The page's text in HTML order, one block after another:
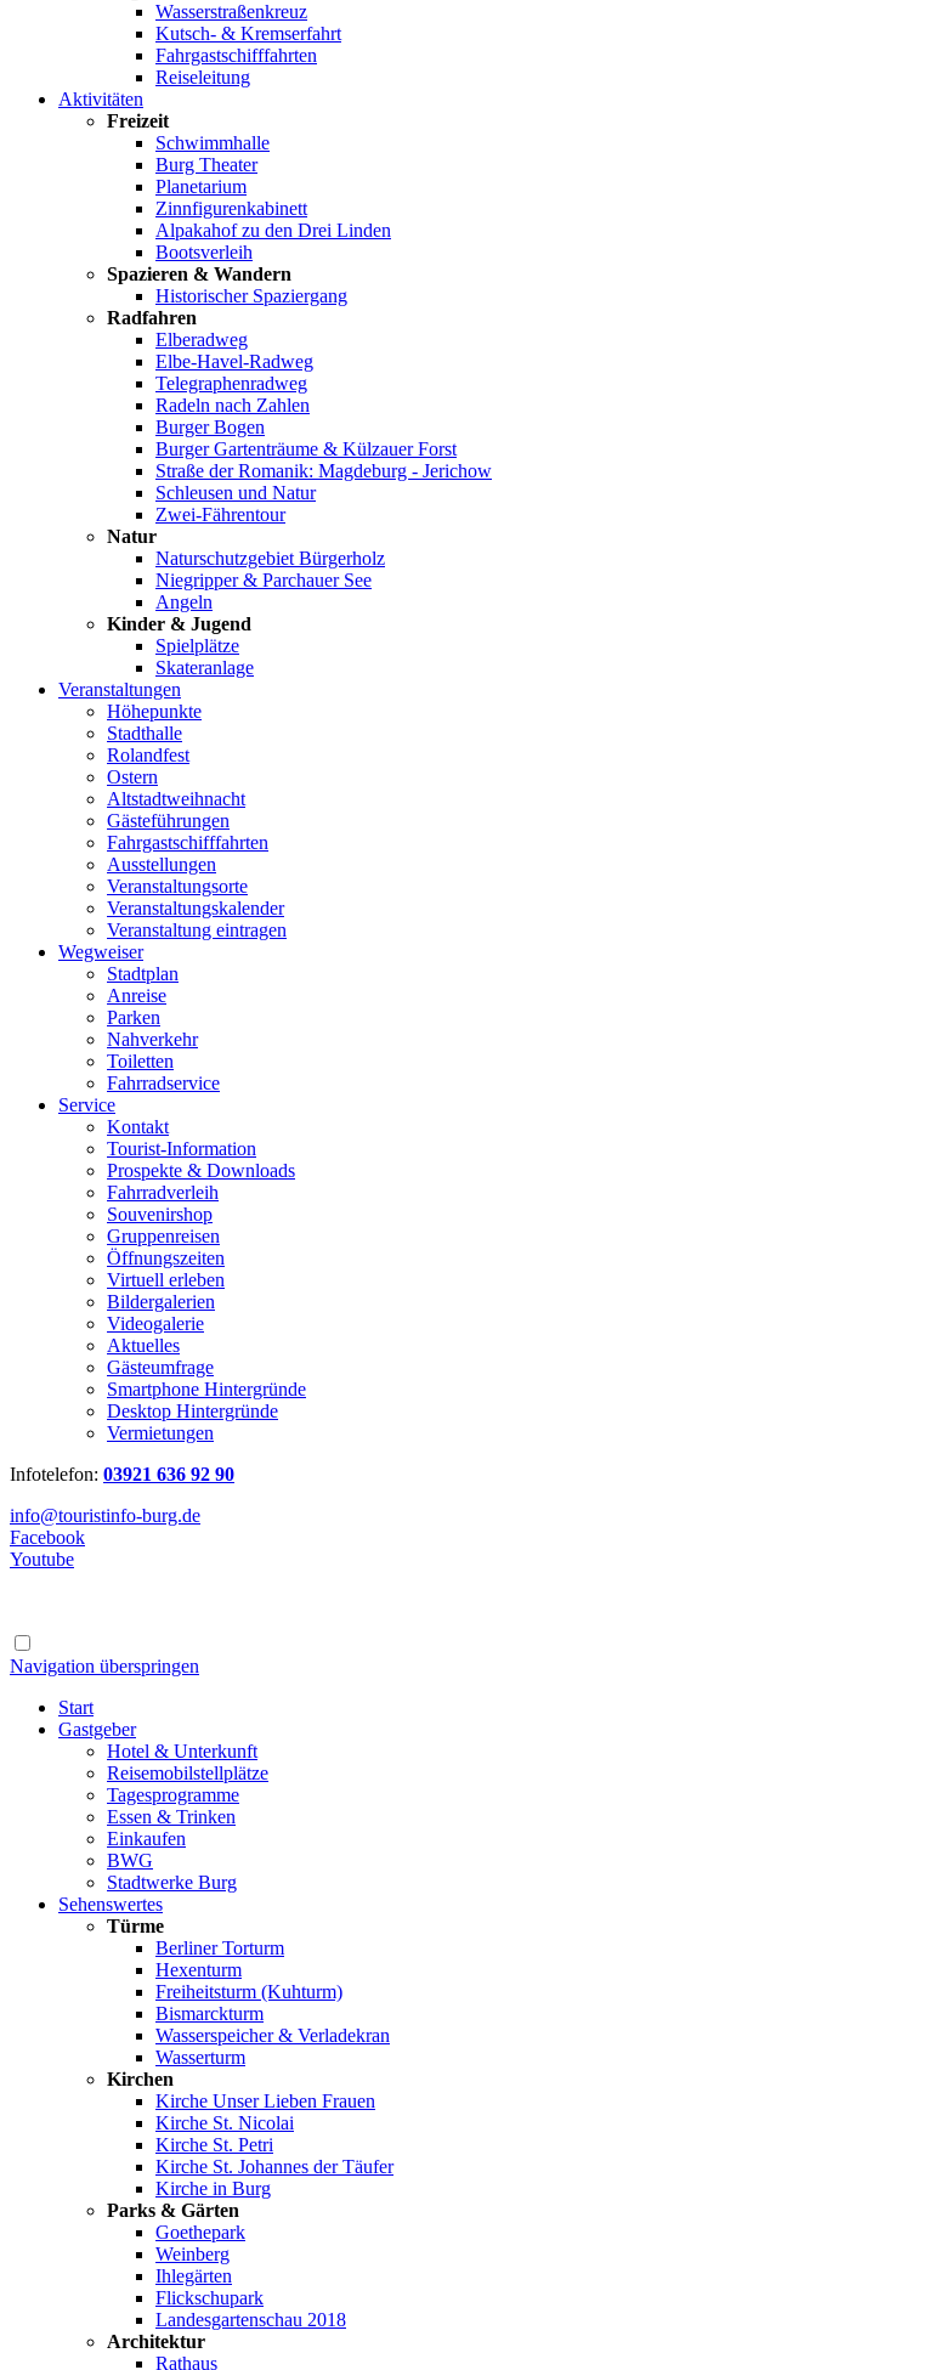
Wasserstraßenkreuz
Kutsch- & Kremserfahrt
Fahrgastschifffahrten
Reiseleitung
Aktivitäten
Freizeit
Schwimmhalle
Burg Theater
Planetarium
Zinnfigurenkabinett
Alpakahof zu den Drei Linden
Bootsverleih
Spazieren & Wandern
Historischer Spaziergang
Radfahren
Elberadweg
Elbe-Havel-Radweg
Telegraphenradweg
Radeln nach Zahlen
Burger Bogen
Burger Gartenträume & Külzauer Forst
Straße der Romanik: Magdeburg - Jerichow
Schleusen und Natur
Zwei-Fährentour
Natur
Naturschutzgebiet Bürgerholz
Niegripper & Parchauer See
Angeln
Kinder & Jugend
Spielplätze
Skateranlage
Veranstaltungen
Höhepunkte
Stadthalle
Rolandfest
Ostern
Altstadtweihnacht
Gästeführungen
Fahrgastschifffahrten
Ausstellungen
Veranstaltungsorte
Veranstaltungskalender
Veranstaltung eintragen
Wegweiser
Stadtplan
Anreise
Parken
Nahverkehr
Toiletten
Fahrradservice
Service
Kontakt
Tourist-Information
Prospekte & Downloads
Fahrradverleih
Souvenirshop
Gruppenreisen
Öffnungszeiten
Virtuell erleben
Bildergalerien
Videogalerie
Aktuelles
Gästeumfrage
Smartphone Hintergründe
Desktop Hintergründe
Vermietungen
Infotelefon: 03921 636 92 90
info@touristinfo-burg.de
Facebook
Youtube
Navigation überspringen
Start
Gastgeber
Hotel & Unterkunft
Reisemobilstellplätze
Tagesprogramme
Essen & Trinken
Einkaufen
BWG
Stadtwerke Burg
Sehenswertes
Türme
Berliner Torturm
Hexenturm
Freiheitsturm (Kuhturm)
Bismarckturm
Wasserspeicher & Verladekran
Wasserturm
Kirchen
Kirche Unser Lieben Frauen
Kirche St. Nicolai
Kirche St. Petri
Kirche St. Johannes der Täufer
Kirche in Burg
Parks & Gärten
Goethepark
Weinberg
Ihlegärten
Flickschupark
Landesgartenschau 2018
Architektur
Rathaus